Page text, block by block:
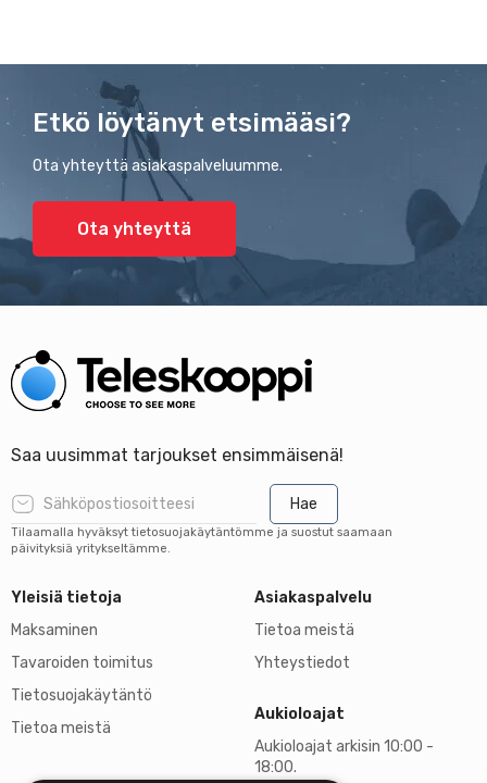
Etkö löytänyt etsimääsi?
Ota yhteyttä asiakaspalveluumme.
Ota yhteyttä
Saa uusimmat tarjoukset ensimmäisenä!
Hae
Tilaamalla hyväksyt tietosuojakäytäntömme ja suostut saamaan
päivityksiä yritykseltämme.
Yleisiä tietoja
Maksaminen
Tavaroiden toimitus
Tietosuojakäytäntö
Tietoa meistä
Asiakaspalvelu
Tietoa meistä
Yhteystiedot
Aukioloajat
Aukioloajat arkisin 10:00 -
18:00.